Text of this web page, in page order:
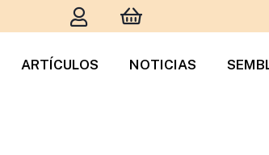
ARTÍCULOS NOTICIAS